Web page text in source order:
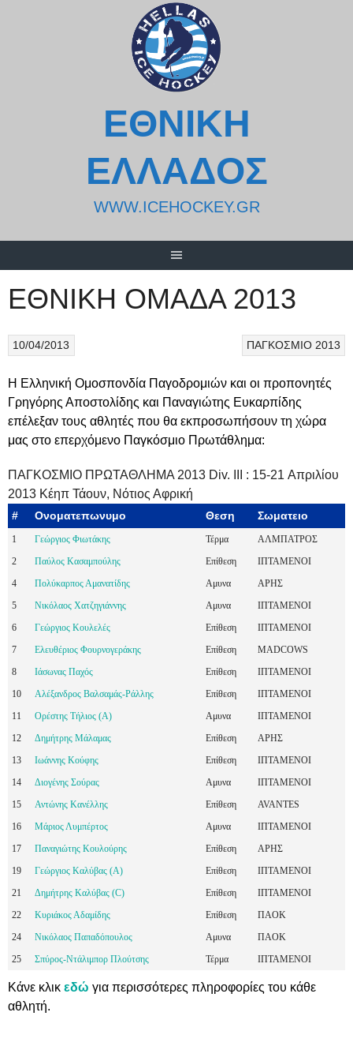
ΕΘΝΙΚΗ
ΕΛΛΑΔΟΣ
WWW.ICEHOCKEY.GR
ΕΘΝΙΚΗ ΟΜΑΔΑ 2013
ΠΑΓΚΟΣΜΙΟ 2013
10/04/2013
Η Ελληνική Ομοσπονδία Παγοδρομιών και οι προπονητές
Γρηγόρης Αποστολίδης και Παναγιώτης Ευκαρπίδης
επέλεξαν τους αθλητές που θα εκπροσωπήσουν τη χώρα
μας στο επερχόμενο Παγκόσμιο Πρωτάθλημα:
ΠΑΓΚΟΣΜΙΟ ΠΡΩΤΑΘΛΗΜΑ 2013 Div. III : 15-21 Απριλίου
2013 Κέηπ Τάουν, Νότιος Αφρική
# Ονοματεπωνυμο Θεση Σωματειο
1 Γεώργιος Φιωτάκης Τέρμα
ΑΛΜΠΑΤΡΟΣ
2
Παύλος Κασαμπούλης Επίθεση
ΙΠΤΑΜΕΝΟΙ
4
Πολύκαρπος Αμανατίδης Αμυνα
ΑΡΗΣ
5
Νικόλαος Xατζηγιάννης Αμυνα
ΙΠΤΑΜΕΝΟΙ
6
Γεώργιος Κουλελές Επίθεση
ΙΠΤΑΜΕΝΟΙ
7
Ελευθέριος Φουρνογεράκης Επίθεση
MADCOWS
8
Ιάσωνας Παχός Επίθεση
ΙΠΤΑΜΕΝΟΙ
10
Αλέξανδρος Βαλσαμάς-Ράλλης Επίθεση
ΙΠΤΑΜΕΝΟΙ
11
Ορέστης Τήλιος (A) Αμυνα
ΙΠΤΑΜΕΝΟΙ
12
Δημήτρης Μάλαμας Επίθεση
ΑΡΗΣ
13
Ιωάννης Κούφης Επίθεση
ΙΠΤΑΜΕΝΟΙ
14
Διογένης Σούρας Αμυνα
ΙΠΤΑΜΕΝΟΙ
15
Αντώνης Κανέλλης Επίθεση
AVANTES
16
Μάριος Λυμπέρτος Αμυνα
ΙΠΤΑΜΕΝΟΙ
17
Παναγιώτης Κουλούρης Επίθεση
ΑΡΗΣ
19
Γεώργιος Καλύβας (A) Επίθεση
ΙΠΤΑΜΕΝΟΙ
21
Δημήτρης Καλύβας (C) Επίθεση
ΙΠΤΑΜΕΝΟΙ
22
Κυριάκος Αδαμίδης Επίθεση
ΠΑΟΚ
24
Νικόλαος Παπαδόπουλος Αμυνα
ΠΑΟΚ
25
Σπύρος-Ντάλιμπορ Πλούτσης Τέρμα ΙΠΤΑΜΕΝΟΙ
Κάνε κλικ εδώ για περισσότερες πληροφορίες του κάθε
αθλητή.